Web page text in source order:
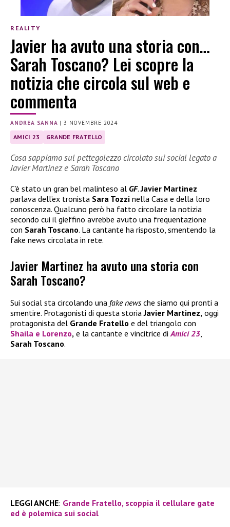
REALITY
Javier ha avuto una storia con…
Sarah Toscano? Lei scopre la
notizia che circola sul web e
commenta
ANDREA SANNA |3 NOVEMBRE 2024
AMICI 23 GRANDE FRATELLO
Cosa sappiamo sul pettegolezzo circolato sui social legato a
Javier Martinez e Sarah Toscano
C’è stato un gran bel malinteso al GF.Javier Martinez
parlava dell’ex tronista Sara Tozzi nella Casa e della loro
conoscenza. Qualcuno però ha fatto circolare la notizia
secondo cui il gieffino avrebbe avuto una frequentazione
con Sarah Toscano. La cantante ha risposto, smentendo la
fake news circolata in rete.
Javier Martinez ha avuto una storia con
Sarah Toscano?
Sui social sta circolando una fake newsche siamo qui pronti a
smentire. Protagonisti di questa storiaJavier Martinez, oggi
protagonista del Grande Fratello e del triangolo con
Shaila e Lorenzo, e la cantante e vincitrice diAmici 23,
Sarah Toscano.
LEGGI ANCHE: Grande Fratello, scoppia il cellulare gate
ed è polemica sui social